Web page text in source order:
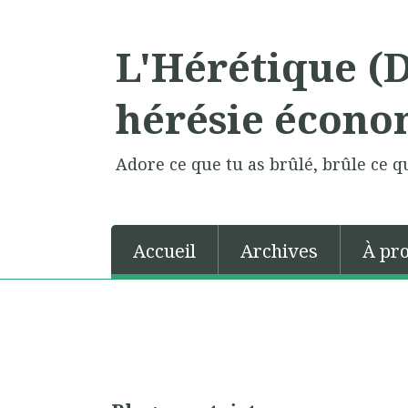
L'Hérétique
hérésie
Adore ce que tu as brûlé, brûle ce
Accueil Archives À